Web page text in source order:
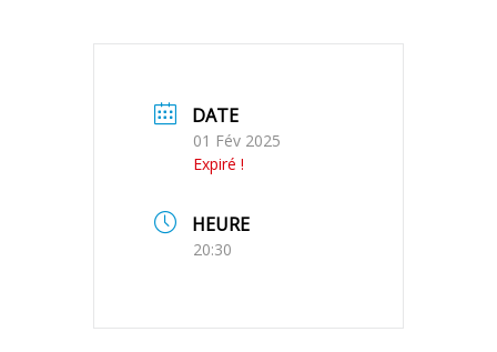
DATE
01 Fév 2025
Expiré !
HEURE
20:30